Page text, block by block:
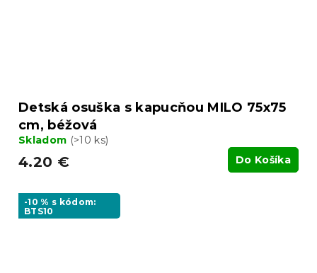
Detská osuška s kapucňou MILO 75x75
cm, béžová
Skladom (>10 ks)
4.20 € Do Košíka
-10 % s kódom:
BTS10